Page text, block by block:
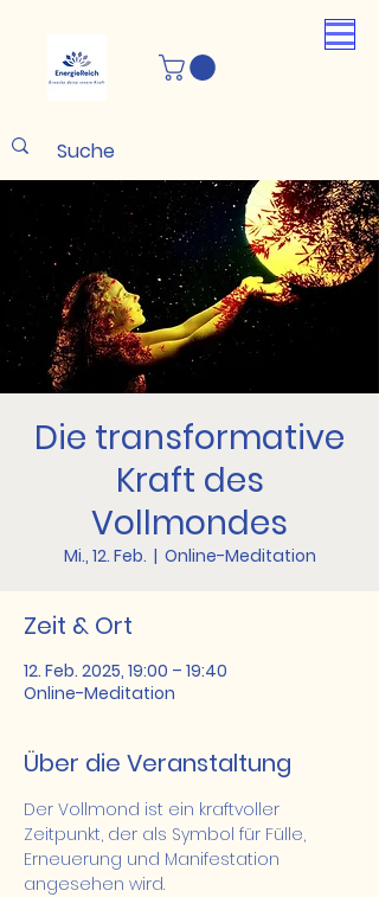
Die transformative
Kraft des
Vollmondes
Mi., 12. Feb.
  |
Online-Meditation
Zeit & Ort
12. Feb. 2025, 19:00 – 19:40
Online-Meditation
Über die Veranstaltung
Der Vollmond ist ein kraftvoller
Zeitpunkt, der als Symbol für Fülle,
Erneuerung und Manifestation
angesehen wird.